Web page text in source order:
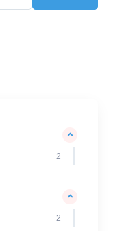
2
2